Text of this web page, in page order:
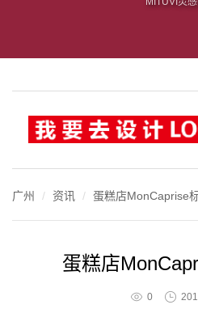
广州 资讯 蛋糕店MonCaprise
蛋糕店
0